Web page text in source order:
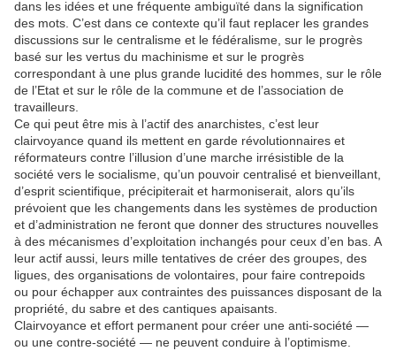
dans les idées et une fréquente ambiguïté dans la signification
des mots. C’est dans ce contexte qu’il faut replacer les grandes
discussions sur le centralisme et le fédéralisme, sur le progrès
basé sur les vertus du machinisme et sur le progrès
correspondant à une plus grande lucidité des hommes, sur le rôle
de l’Etat et sur le rôle de la commune et de l’association de
travailleurs.
Ce qui peut être mis à l’actif des anarchistes, c’est leur
clairvoyance quand ils mettent en garde révolutionnaires et
réformateurs contre l’illusion d’une marche irrésistible de la
société vers le socialisme, qu’un pouvoir centralisé et bienveillant,
d’esprit scientifique, précipiterait et harmoniserait, alors qu’ils
prévoient que les changements dans les systèmes de production
et d’administration ne feront que donner des structures nouvelles
à des mécanismes d’exploitation inchangés pour ceux d’en bas. A
leur actif aussi, leurs mille tentatives de créer des groupes, des
ligues, des organisations de volontaires, pour faire contrepoids
ou pour échapper aux contraintes des puissances disposant de la
propriété, du sabre et des cantiques apaisants.
Clairvoyance et effort permanent pour créer une anti-société —
ou une contre-société — ne peuvent conduire à l’optimisme.